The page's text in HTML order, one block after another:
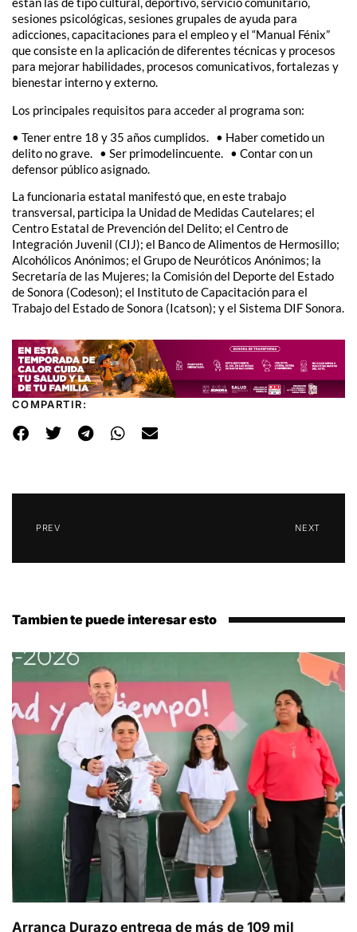
sesiones psicológicas, sesiones grupales de ayuda para
adicciones, capacitaciones para el empleo y el “Manual Fénix”
que consiste en la aplicación de diferentes técnicas y procesos
para mejorar habilidades, procesos comunicativos, fortalezas y
bienestar interno y externo.
Los principales requisitos para acceder al programa son:
• Tener entre 18 y 35 años cumplidos. • Haber cometido un
delito no grave. • Ser primodelincuente. • Contar con un
defensor público asignado.
La funcionaria estatal manifestó que, en este trabajo
transversal, participa la Unidad de Medidas Cautelares; el
Centro Estatal de Prevención del Delito; el Centro de
Integración Juvenil (CIJ); el Banco de Alimentos de Hermosillo;
Alcohólicos Anónimos; el Grupo de Neuróticos Anónimos; la
Secretaría de las Mujeres; la Comisión del Deporte del Estado
de Sonora (Codeson); el Instituto de Capacitación para el
Trabajo del Estado de Sonora (Icatson); y el Sistema DIF Sonora.
COMPARTIR:
PREV NEXT
Tambien te puede interesar esto
Arranca Durazo entrega de más de 109 mil